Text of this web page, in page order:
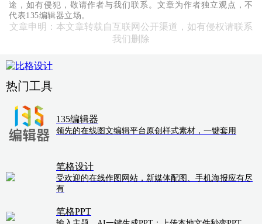
途，如有侵犯，敬请作者与我们联系。文章为作者独立观点，不
代表135编辑器立场。
文章申明：本文章转载自互联网公开渠道，如有侵权请联系
我们删除
热门工具
135编辑器
领先的在线图文编辑平台原创样式素材，一键套用
笔格设计
受欢迎的在线作图网站，新媒体配图、手机海报应有尽
有
笔格PPT